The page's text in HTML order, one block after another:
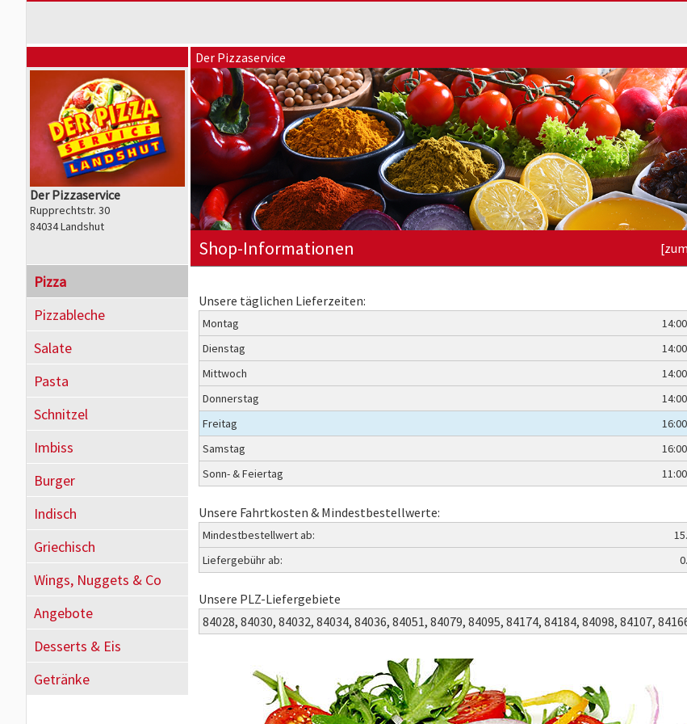
Der Pizzaservice
Rupprechtstr. 30
84034 Landshut
Pizza
Pizzableche
Salate
Pasta
Schnitzel
Imbiss
Burger
Indisch
Griechisch
Wings, Nuggets & Co
Angebote
Desserts & Eis
Getränke
Der Pizzaservice
Shop-Informationen
Unsere täglichen Lieferzeiten:
Montag
Dienstag
Mittwoch
Donnerstag
Freitag
Samstag
Sonn- & Feiertag
Unsere Fahrtkosten & Mindestbestellwerte:
Mindestbestellwert ab:
Liefergebühr ab:
Unsere PLZ-Liefergebiete
84028, 84030, 84032, 84034, 84036, 84051, 84079, 84095, 84174, 84184, 84098, 84107,